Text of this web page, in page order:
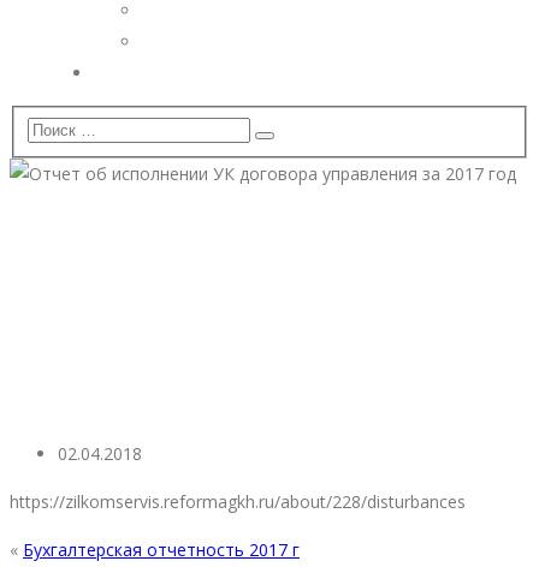
02.04.2018
https://zilkomservis.reformagkh.ru/about/228/disturbances
« Бухгалтерская отчетность 2017 г